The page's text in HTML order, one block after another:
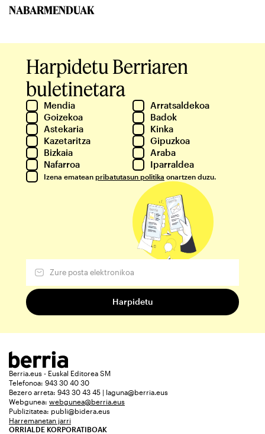
NABARMENDUAK
Harpidetu Berriaren
buletinetara
Mendia
Arratsaldekoa
Goizekoa
Badok
Astekaria
Kinka
Kazetaritza
Gipuzkoa
Bizkaia
Araba
Nafarroa
Iparraldea
Izena ematean pribatutasun politika onartzen duzu.
Berria.eus - Euskal Editorea SM
Telefonoa: 943 30 40 30
Bezero arreta: 943 30 43 45 | laguna@berria.eus
Webgunea: webgunea@berria.eus
Publizitatea: publi@bidera.eus
Harremanetan jarri
ORRIALDE KORPORATIBOAK